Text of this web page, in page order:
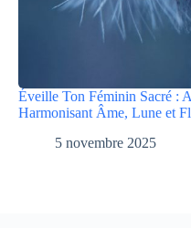
Éveille Ton Féminin Sacré :
Harmonisant Âme, Lune et
5 novembre 2025